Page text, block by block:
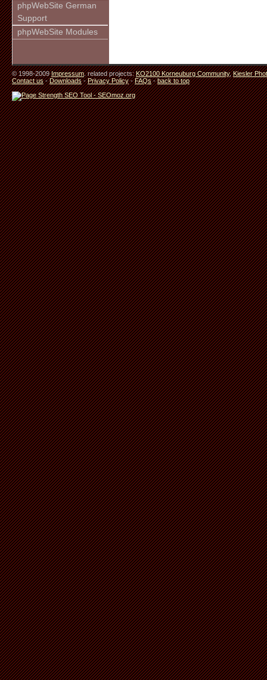
phpWebSite German
Support
phpWebSite Modules
© 1998-2009Impressum. related projects:KO2100 Korneuburg Community,Kiesler
Contact us-Downloads-Privacy Policy-FAQs-back to top